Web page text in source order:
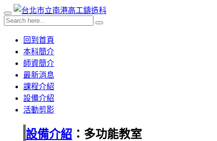
回到首頁
本科簡介
師資簡介
最新消息
課程介紹
設備介紹
活動剪影
設備介紹 ：多功能教室